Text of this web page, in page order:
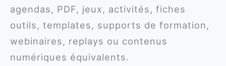
agendas, PDF, jeux, activités, fiches
outils, templates, supports de formation,
webinaires, replays ou contenus
numériques équivalents.